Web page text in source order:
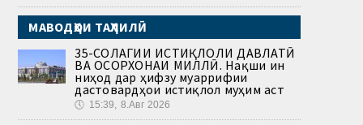
МАВОДҲОИ ТАҲЛИЛӢ
35-СОЛАГИИ ИСТИҚЛОЛИ ДАВЛАТӢ
ВА ОСОРХОНАИ МИЛЛӢ. Нақши ин
ниҳод дар ҳифзу муаррифии
дастовардҳои истиқлол муҳим аст
🕔 15:39, 8.Авг 2026